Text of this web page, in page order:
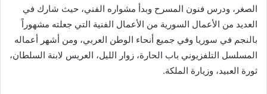
الصغر، ودرس فنون المسرح وبدأ مشواره الفني، حيث شارك في
العديد من الأعمال السورية من الأعمال الفنية التي جعلته مشهوراً
بالنجم في سوريا وفي جميع أنحاء الوطن العربي، ومن أشهر أعماله
المسلسل التلفزيوني باب الحارة، زوار الليل، العريس لابنة السلطان،
ثورة العبيد، وزيارة الملكة.